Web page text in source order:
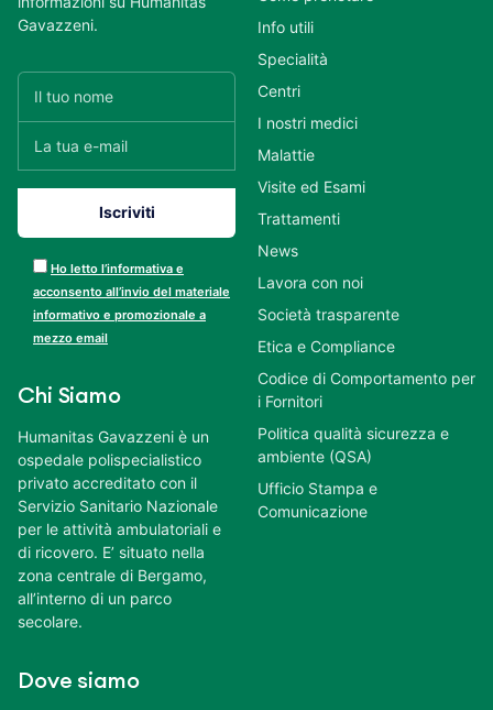
Gavazzeni.
Ho letto l’informativa e
acconsento all’invio del materiale
informativo e promozionale a
mezzo email
Chi Siamo
Humanitas Gavazzeni è un
ospedale polispecialistico
privato accreditato con il
Servizio Sanitario Nazionale
per le attività ambulatoriali e
di ricovero. E’ situato nella
zona centrale di Bergamo,
all’interno di un parco
secolare.
Dove siamo
Info utili
Specialità
Centri
I nostri medici
Malattie
Visite ed Esami
Trattamenti
News
Lavora con noi
Società trasparente
Etica e Compliance
Codice di Comportamento per
i Fornitori
Politica qualità sicurezza e
ambiente (QSA)
Ufficio Stampa e
Comunicazione